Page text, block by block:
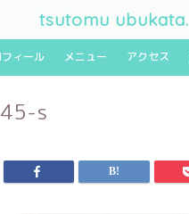
tsutomu ubukata.
ィール メニュー アクセス
s